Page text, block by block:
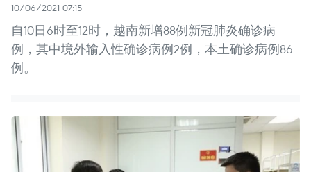
10/06/2021 07:15
自10日6时至12时，越南新增88例新冠肺炎确诊病
例，其中境外输入性确诊病例2例，本土确诊病例86
例。